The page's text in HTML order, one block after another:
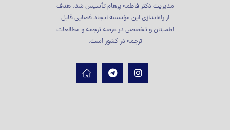
مدیریت دکتر فاطمه پرهام تأسیس شد. هدف
از راه‌اندازی این مؤسسه ایجاد فضایی قابل
اطمینان و تخصصی در عرصه ترجمه و مطالعات
ترجمه در کشور است.